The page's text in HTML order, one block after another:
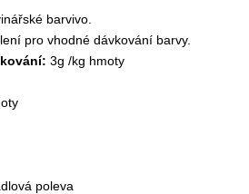
barvivo.
pro vhodné dávkování barvy.
3g /kg hmoty
poleva